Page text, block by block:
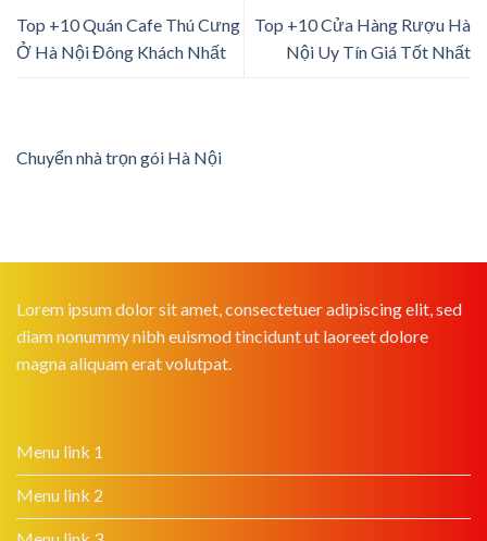
Top +10 Quán Cafe Thú Cưng
Ở Hà Nội Đông Khách Nhất
Top +10 Cửa Hàng Rượu Hà
Nội Uy Tín Giá Tốt Nhất
Chuyển nhà trọn gói Hà Nội
Lorem ipsum dolor sit amet, consectetuer adipiscing elit, sed
diam nonummy nibh euismod tincidunt ut laoreet dolore
magna aliquam erat volutpat.
Menu link 1
Menu link 2